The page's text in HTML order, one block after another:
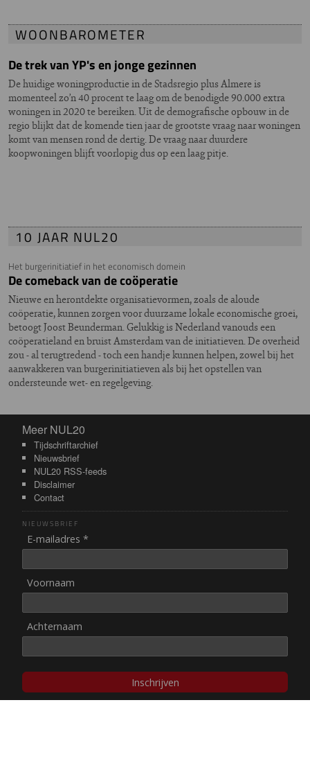
WOONBAROMETER
De trek van YP's en jonge gezinnen
De huidige woningproductie in de Stadsregio plus Almere is
momenteel zo’n 40 procent te laag om de benodigde 90.000 extra
woningen in 2020 te bereiken. Uit de demografische opbouw in de
regio blijkt dat de komende tien jaar de grootste vraag naar woningen
komt van mensen rond de dertig. De vraag naar duurdere
koopwoningen blijft voorlopig dus op een laag pitje.
10 JAAR NUL20
Het burgerinitiatief in het economisch domein
De comeback van de coöperatie
Nieuwe en herontdekte organisatievormen, zoals de aloude
coöperatie, kunnen zorgen voor duurzame lokale economische groei,
betoogt Joost Beunderman. Gelukkig is Nederland vanouds een
coöperatieland en bruist Amsterdam van de initiatieven. De overheid
zou - al terugtredend - toch een handje kunnen helpen, zowel bij het
aanwakkeren van burgerinitiatieven als bij het opstellen van
ondersteunde wet- en regelgeving.
Meer NUL20
Meer NUL20
Tijdschriftarchief
Nieuwsbrief
NUL20 RSS-feeds
Disclaimer
Contact
NIEUWSBRIEF
E-mailadres *
Voornaam
Achternaam
Inschrijven